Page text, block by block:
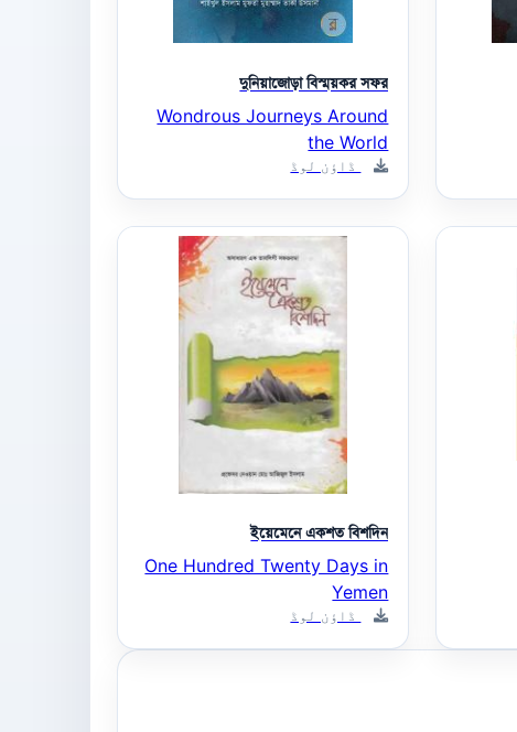
দুনিয়াজোড়া বিস্ময়কর সফর
Wondrous Journeys Around
the World
ڈاؤن لوڈ
ইয়েমেনে একশত বিশদিন
One Hundred Twenty Days in
Yemen
ڈاؤن لوڈ